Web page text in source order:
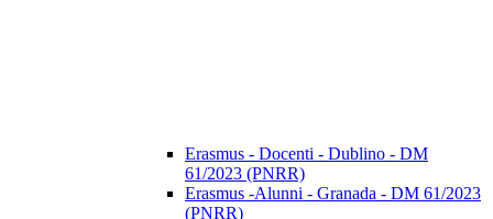
Erasmus - Docenti - Dublino - DM
61/2023 (PNRR)
Erasmus -Alunni - Granada - DM 61/2023
(PNRR)